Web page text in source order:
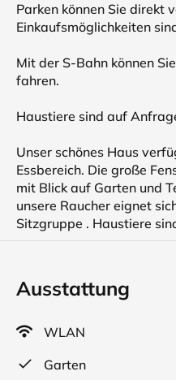
Parken können Sie direkt
Einkaufsmöglichkeiten
Mit der S-Bahn können
fahren.
Haustiere sind auf
Unser schönes Haus
Essbereich. Die große
mit Blick auf Garten und
unsere Raucher eignet
Sitzgruppe . Haustiere
Ausstattung
WLAN
Garten